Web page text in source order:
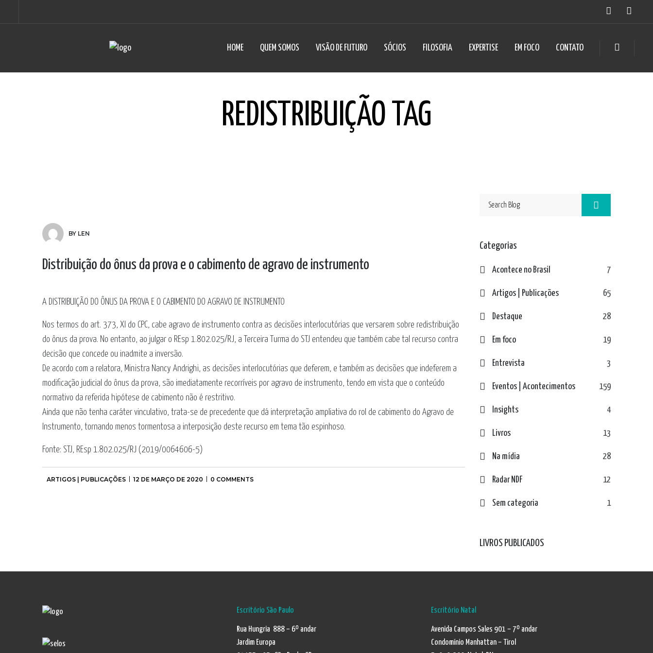
HOME QUEM SOMOS VISÃO DE FUTURO SÓCIOS FILOSOFIA EXPERTISE EM FOCO CONTATO
REDISTRIBUIÇÃO TAG
BY LEN
Distribuição do ônus da prova e o cabimento de agravo de instrumento
A DISTRIBUIÇÃO DO ÔNUS DA PROVA E O CABIMENTO DO AGRAVO DE INSTRUMENTO
Nos termos do art. 373, XI do CPC, cabe agravo de instrumento contra as decisões interlocutórias que versarem sobre redistribuição
do ônus da prova. No entanto, ao julgar o REsp 1.802.025/RJ, a Terceira Turma do STJ entendeu que também cabe tal recurso contra
decisão que concede ou inadmite a inversão.
De acordo com a relatora, Ministra Nancy Andrighi, as decisões interlocutórias que deferem, e também as decisões que indeferem a
modificação judicial do ônus da prova, são imediatamente recorríveis por agravo de instrumento, tendo em vista que o conteúdo
normativo da referida hipótese de cabimento não é restritivo.
Ainda que não tenha caráter vinculativo, trata-se de precedente que dá interpretação ampliativa do rol de cabimento do Agravo de
Instrumento, tornando menos tormentosa a interposição deste recurso em tema tão espinhoso.
Fonte: STJ, REsp 1.802.025/RJ (2019/0064606-5)
ARTIGOS | PUBLICAÇÕES 12 DE MARÇO DE 2020 0 COMMENTS
Categorias
Acontece no Brasil 7
Artigos | Publicações 65
Destaque 28
Em foco 19
Entrevista 3
Eventos | Acontecimentos 159
Insights 4
Livros 13
Na mídia 28
Radar NDF 12
Sem categoria 1
LIVROS PUBLICADOS
Escritório São Paulo
Rua Hungria 888 – 6º andar
Jardim Europa
Escritório Natal
Avenida Campos Sales 901 – 7º andar
Condomínio Manhattan – Tirol